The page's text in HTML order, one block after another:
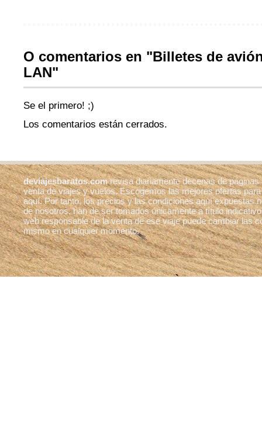
O comentarios en "Billetes de
LAN"
Se el primero! ;)
Los comentarios están cerrados.
deviajesbaratos.comrevisa diariamente decenas de páginas
venta de viajes y vuelos. Escogemos las mejores ofertas
aquí. Por tanto, los precios y las condiciones aquí expuestas
de nosotros, han de ser tomados únicamente a título
web responsable de la venta de ese viaje puede cambiar las
mismo en cualquier momento.